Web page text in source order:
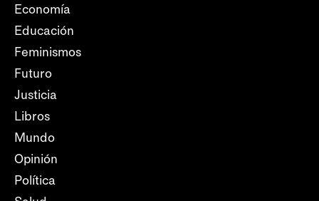
Economía
Educación
Feminismos
Futuro
Justicia
Libros
Mundo
Opinión
Política